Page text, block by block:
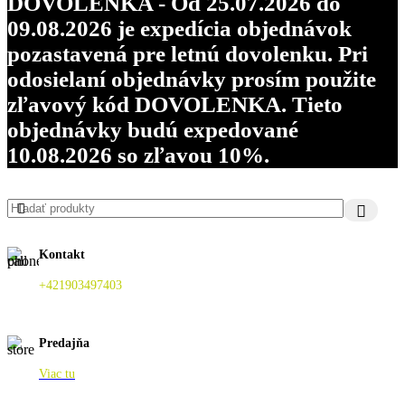
09.08.2026 je expedícia objednávok
pozastavená pre letnú dovolenku. Pri
odosielaní objednávky prosím použite
zľavový kód DOVOLENKA. Tieto
objednávky budú expedované
10.08.2026 so zľavou 10%.
Kontakt
+421903497403
Predajňa
Viac tu